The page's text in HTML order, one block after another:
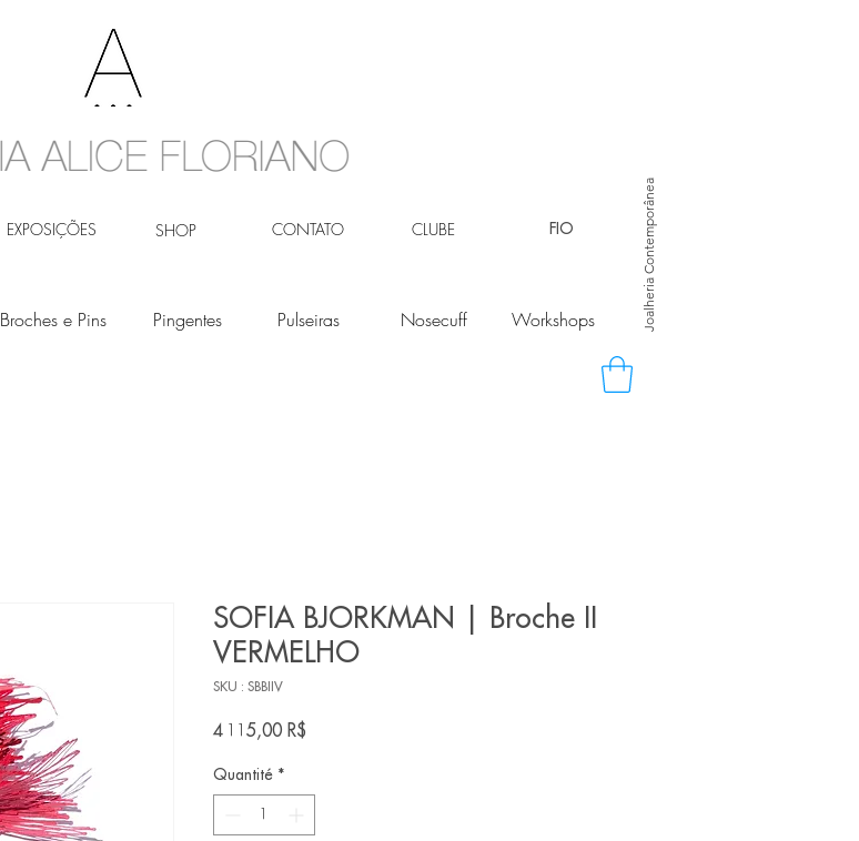
EXPOSIÇÕES SHOP CONTATO CLUBE Joalheria Contemporânea
FIO
Broches e Pins Pingentes Pulseiras Nosecuff Workshops
SOFIA BJORKMAN | Broche II
VERMELHO
SKU : SBBIIV
4 115,00 R$
Quantité *